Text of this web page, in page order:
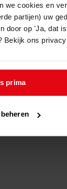
we cookies en
partijen) uw
door op 'Ja, dat
Bekijk ons
prima